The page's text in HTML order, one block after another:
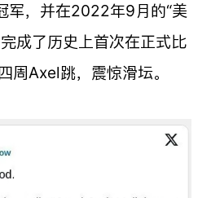
军，并在2022年9月的“美
成了历史上首次在正式比
周Axel跳，震惊滑坛。